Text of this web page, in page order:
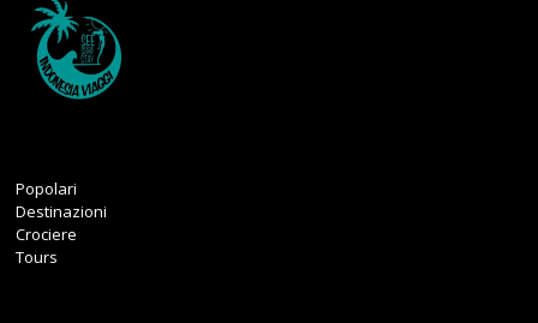
Popolari
Destinazioni
Crociere
Tours